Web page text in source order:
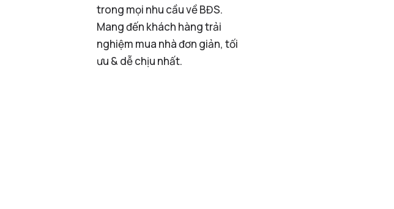
trong mọi nhu cầu về BĐS.
Mang đến khách hàng trải
nghiệm mua nhà đơn giản, tối
ưu & dễ chịu nhất.